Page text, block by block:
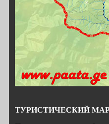
ТУРИСТИЧЕСКИЙ